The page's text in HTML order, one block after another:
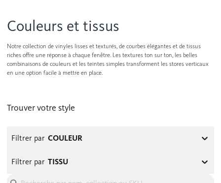
Couleurs et tissus
Notre collection de vinyles lisses et texturés, de courbes élégantes et de tissus
riches offre une réponse à chaque fenêtre. Les textures ton sur ton, les belles
combinaisons de couleurs et les teintes simples transforment les stores verticaux
en une option facile à mettre en place.
Trouver votre style
Filtrer par COULEUR
Filtrer par TISSU